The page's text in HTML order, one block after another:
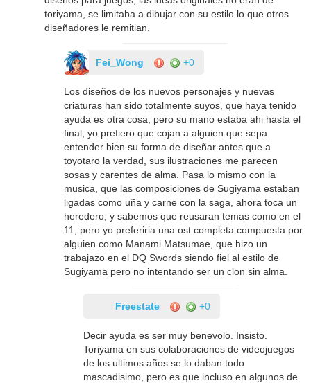
toriyama, se limitaba a dibujar con su estilo lo que otros
diseñadores le remitian.
Fei_Wong +0
Los diseños de los nuevos personajes y nuevas
criaturas han sido totalmente suyos, que haya tenido
ayuda es otra cosa, pero su mano estaba ahi hasta el
final, yo prefiero que cojan a alguien que sepa
entender bien su forma de diseñar antes que a
toyotaro la verdad, sus ilustraciones me parecen
sosas y carentes de alma. Pasa lo mismo con la
musica, que las composiciones de Sugiyama estaban
ligadas como uña y carne con la saga, ahora toca un
heredero, y sabemos que reusaran temas como en el
11, pero yo preferiria una ost completa compuesta por
alguien como Manami Matsumae, que hizo un
trabajazo en el DQ Swords siendo fiel al estilo de
Sugiyama pero no intentando ser un clon sin alma.
Freestate +0
Decir ayuda es ser muy benevolo. Insisto.
Toriyama en sus colaboraciones de videojuegos
de los ultimos años se lo daban todo
mascadisimo, pero es que incluso en algunos de